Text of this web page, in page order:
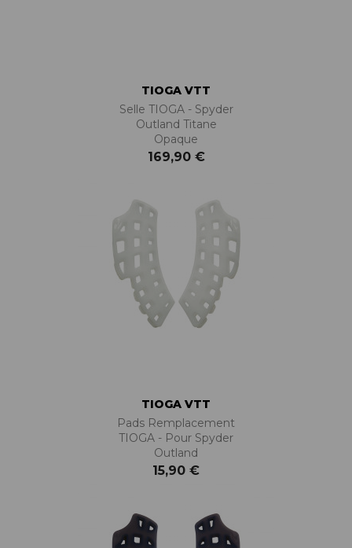
TIOGA VTT
Selle TIOGA - Spyder
Outland Titane
Opaque
169,90 €
TIOGA VTT
Pads Remplacement
TIOGA - Pour Spyder
Outland
15,90 €